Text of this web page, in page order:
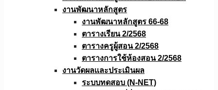
งานพัฒนาหลักสูตร
งานพัฒนาหลักสูตร 66-68
ตารางเรียน 2/2568
ตารางครูผู้สอน 2/2568
ตารางการใช้ห้องสอน 2/2568
งานวัดผลเเละประเมินผล
ระบบทดสอบ (N-NET)